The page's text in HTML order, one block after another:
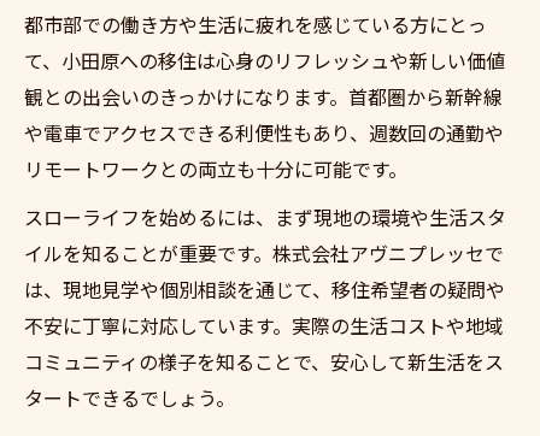
方
地方移住は小田原で叶える理想のワークス
タイル
小田原移住のメリットとテレワーク活用術
都心と小田原を繋ぐスローライフの新提案
都心勤務と両立できる柔軟なスローライフの実
現法
地方移住は小田原で都心勤務とスローライ
フ両立
小田原移住で実現する柔軟な働き方と暮ら
し方
都市部での働き方や生活に疲れを感じている方にとっ
て、小田原への移住は心身のリフレッシュや新しい価値
観との出会いのきっかけになります。首都圏から新幹線
や電車でアクセスできる利便性もあり、週数回の通勤や
リモートワークとの両立も十分に可能です。
スローライフを始めるには、まず現地の環境や生活スタ
イルを知ることが重要です。株式会社アヴニプレッセで
は、現地見学や個別相談を通じて、移住希望者の疑問や
不安に丁寧に対応しています。実際の生活コストや地域
コミュニティの様子を知ることで、安心して新生活をス
タートできるでしょう。